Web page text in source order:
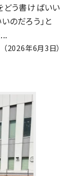
どう書けばいい
のだろう」と
（2026年6月3日）